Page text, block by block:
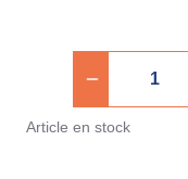
Article en stock